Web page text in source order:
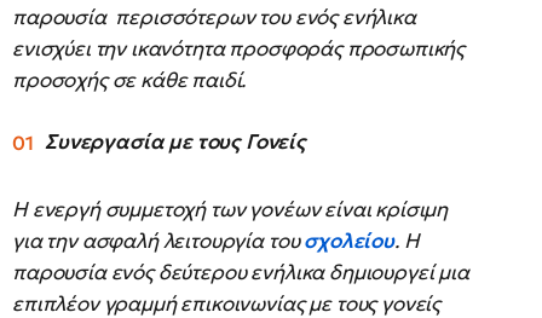
παρουσία περισσότερων του ενός ενήλικα
ενισχύει την ικανότητα προσφοράς προσωπικής
προσοχής σε κάθε παιδί.
Συνεργασία με τους Γονείς
Η ενεργή συμμετοχή των γονέων είναι κρίσιμη
για την ασφαλή λειτουργία τουσχολείου. Η
παρουσία ενός δεύτερου ενήλικα δημιουργεί μια
επιπλέον γραμμή επικοινωνίας με τους γονείς